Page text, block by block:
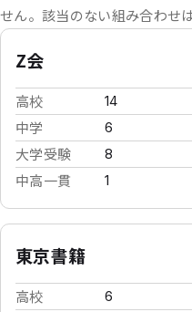
せん。該当のない組み合わせ
Z会
高校 14
中学 6
大学受験 8
中高一貫 1
東京書籍
高校 6